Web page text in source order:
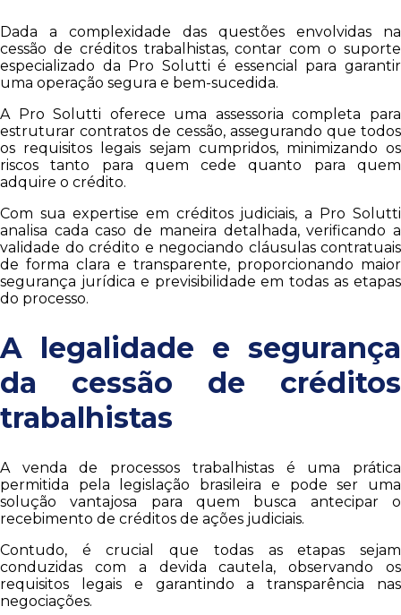
Dada a complexidade das questões envolvidas na
cessão de créditos trabalhistas, contar com o suporte
especializado da Pro Solutti é essencial para garantir
uma operação segura e bem-sucedida.
A Pro Solutti oferece uma assessoria completa para
estruturar contratos de cessão, assegurando que todos
os requisitos legais sejam cumpridos, minimizando os
riscos tanto para quem cede quanto para quem
adquire o crédito.
Com sua expertise em créditos judiciais, a Pro Solutti
analisa cada caso de maneira detalhada, verificando a
validade do crédito e negociando cláusulas contratuais
de forma clara e transparente, proporcionando maior
segurança jurídica e previsibilidade em todas as etapas
do processo.
A legalidade e segurança
da cessão de créditos
trabalhistas
A venda de processos trabalhistas é uma prática
permitida pela legislação brasileira e pode ser uma
solução vantajosa para quem busca antecipar o
recebimento de créditos de ações judiciais.
Contudo, é crucial que todas as etapas sejam
conduzidas com a devida cautela, observando os
requisitos legais e garantindo a transparência nas
negociações.